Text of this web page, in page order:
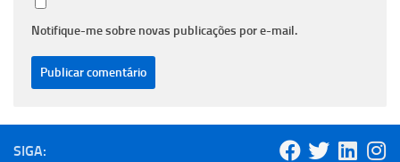
Notifique-me sobre novas publicações por e-mail.
SIGA: